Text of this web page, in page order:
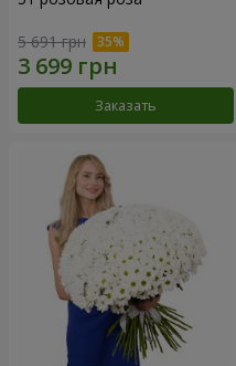
5 691 грн
Заказать